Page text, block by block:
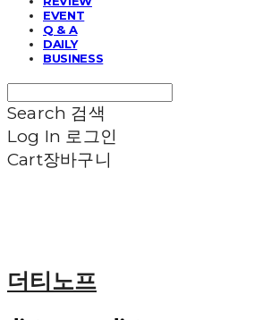
EVENT
Q & A
DAILY
BUSINESS
Search 검색
Log In 로그인
Cart장바구니
더티노프